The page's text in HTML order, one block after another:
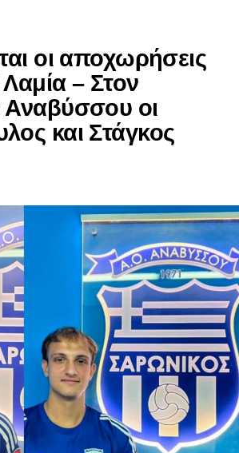
οι αποχωρήσεις
– Στον
Αναβύσσου οι
και Στάγκος